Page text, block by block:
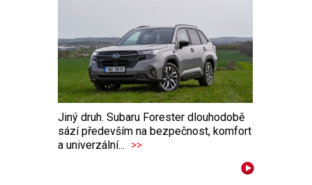
Jiný druh. Subaru Forester dlouhodobě
sází především na bezpečnost, komfort
a univerzální... >>